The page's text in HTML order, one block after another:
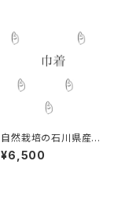
自然栽培の石川県産巾
着 5kg 2025年
¥6,500